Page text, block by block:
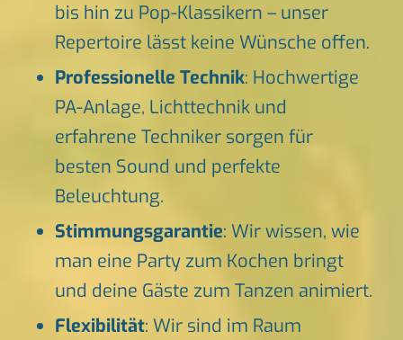
bis hin zu Pop-Klassikern – unser
Repertoire lässt keine Wünsche offen.
Professionelle Technik: Hochwertige
PA-Anlage, Lichttechnik und
erfahrene Techniker sorgen für
besten Sound und perfekte
Beleuchtung.
Stimmungsgarantie: Wir wissen, wie
man eine Party zum Kochen bringt
und deine Gäste zum Tanzen animiert.
Flexibilität: Wir sind im Raum